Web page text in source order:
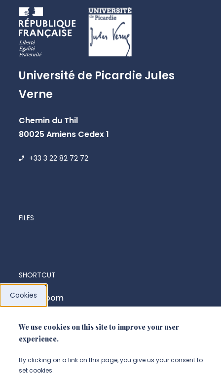
Université de Picardie Jules
Verne
Chemin du Thil
80025 Amiens Cedex 1
+33 3 22 82 72 72
SHORTCUT
News room
FILES
FOLLOW US
Suivez-nous sur instagram
Suivez-nous sur linkedin
Suivez-nous sur
Cookies
We use cookies on this site to improve your user
experience.
By clicking on a link on this page, you give us your consent to
set cookies.